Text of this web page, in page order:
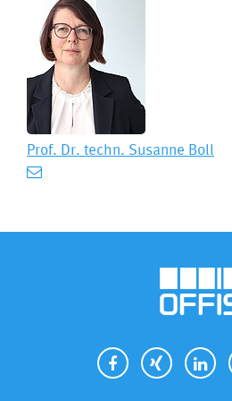
Prof. Dr. techn. Susanne Boll